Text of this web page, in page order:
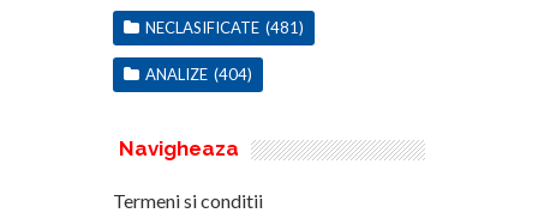
NECLASIFICATE (481)
ANALIZE (404)
Navigheaza
Termeni si conditii